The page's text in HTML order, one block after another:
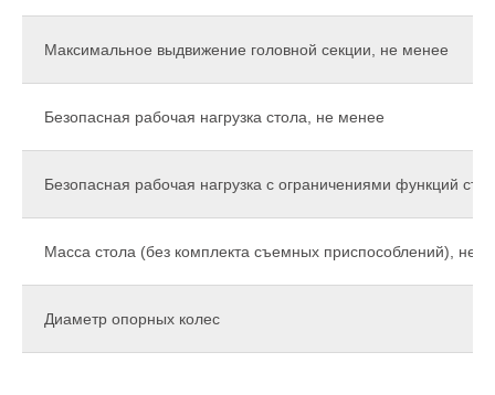
Максимальное выдвижение головной секции, не менее
Безопасная рабочая нагрузка стола, не менее
Безопасная рабочая нагрузка с ограничениями функций
Масса стола (без комплекта съемных приспособлений), не
Диаметр опорных колес